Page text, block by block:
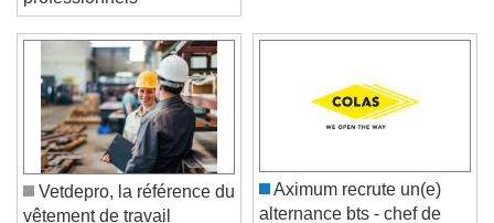
Video Player is loading.
Play Video
Play
Skip Backward
Unmute
Current Time0:00
/
professionnels
Vetdepro, la référence du
Aximum recrute un(e)